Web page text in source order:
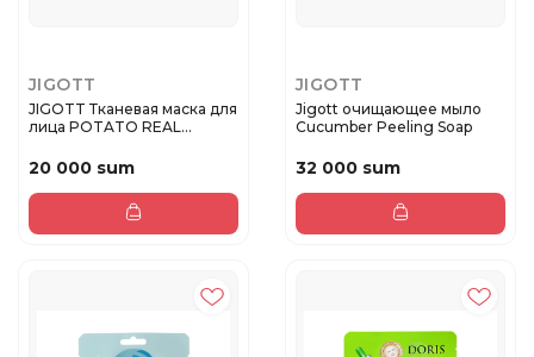
JIGOTT
JIGOTT Тканевая маска для
лица POTATO REAL
20 000 sum
JIGOTT
Jigott очищающее мыло
Cucumber Peeling Soap
32 000 sum